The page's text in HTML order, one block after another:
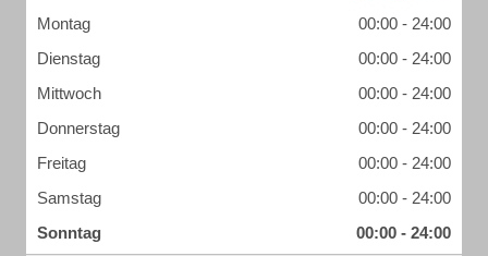
Montag
00:00 - 24:00
Dienstag
00:00 - 24:00
Mittwoch
00:00 - 24:00
Donnerstag
00:00 - 24:00
Freitag
00:00 - 24:00
Samstag
00:00 - 24:00
Sonntag
00:00 - 24:00